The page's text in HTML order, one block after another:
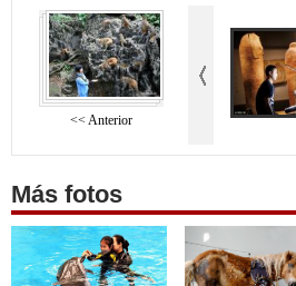
<< Anterior
Más fotos